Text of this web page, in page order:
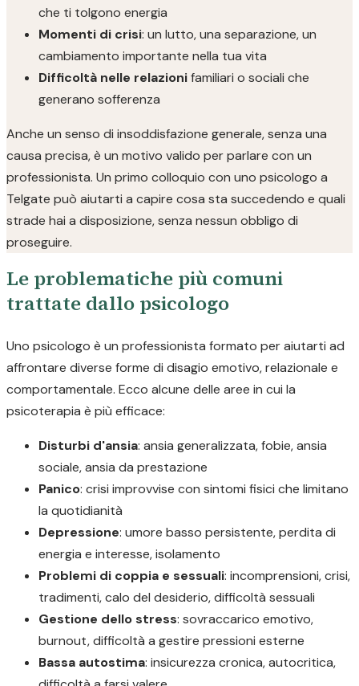
che ti tolgono energia
Momenti di crisi: un lutto, una separazione, un
cambiamento importante nella tua vita
Difficoltà nelle relazionifamiliari o sociali che
generano sofferenza
Anche un senso di insoddisfazione generale, senza una
causa precisa, è un motivo valido per parlare con un
professionista. Un primo colloquio con uno psicologo a
Telgate può aiutarti a capire cosa sta succedendo e quali
strade hai a disposizione, senza nessun obbligo di
proseguire.
Le problematiche più comuni
trattate dallo psicologo
Uno psicologo è un professionista formato per aiutarti ad
affrontare diverse forme di disagio emotivo, relazionale e
comportamentale. Ecco alcune delle aree in cui la
psicoterapia è più efficace:
Disturbi d'ansia: ansia generalizzata, fobie, ansia
sociale, ansia da prestazione
Panico: crisi improvvise con sintomi fisici che limitano
la quotidianità
Depressione: umore basso persistente, perdita di
energia e interesse, isolamento
Problemi di coppia e sessuali: incomprensioni, crisi,
tradimenti, calo del desiderio, difficoltà sessuali
Gestione dello stress: sovraccarico emotivo,
burnout, difficoltà a gestire pressioni esterne
Bassa autostima: insicurezza cronica, autocritica,